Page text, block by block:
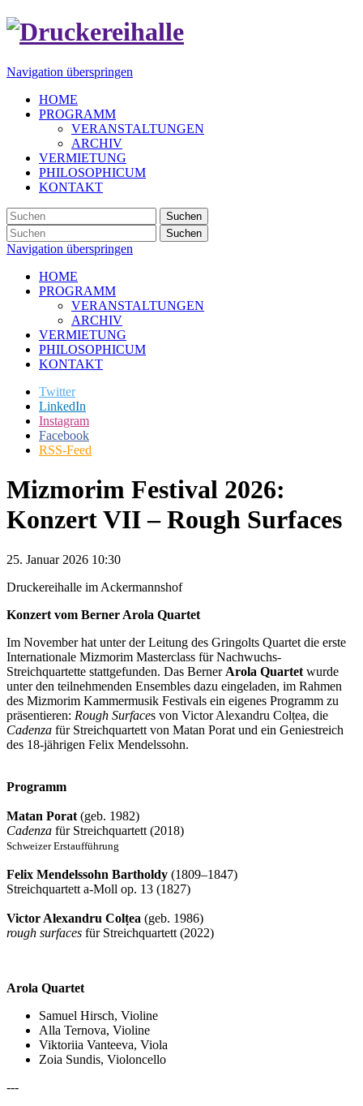
Navigation überspringen
HOME
PROGRAMM
VERANSTALTUNGEN
ARCHIV
VERMIETUNG
PHILOSOPHICUM
KONTAKT
Suchen
Suchen
Navigation überspringen
HOME
PROGRAMM
VERANSTALTUNGEN
ARCHIV
VERMIETUNG
PHILOSOPHICUM
KONTAKT
Twitter
LinkedIn
Instagram
Facebook
RSS-Feed
Mizmorim Festival 2026:
Konzert VII – Rough Surfaces
25. Januar 2026 10:30
Druckereihalle im Ackermannshof
Konzert vom Berner Arola Quartet
Im November hat unter der Leitung des Gringolts Quartet die erste
Internationale Mizmorim Masterclass für Nachwuchs-
Streichquartette stattgefunden. Das Berner Arola Quartet wurde
unter den teilnehmenden Ensembles dazu eingeladen, im Rahmen
des Mizmorim Kammermusik Festivals ein eigenes Programm zu
präsentieren: Rough Surfaces von Victor Alexandru Colțea, die
Cadenza für Streichquartett von Matan Porat und ein Geniestreich
des 18-jährigen Felix Mendelssohn.
Programm
Matan Porat (geb. 1982)
Cadenza für Streichquartett (2018)
Schweizer Erstaufführung
Felix Mendelssohn Bartholdy (1809–1847)
Streichquartett a-Moll op. 13 (1827)
Victor Alexandru Colțea (geb. 1986)
rough surfaces für Streichquartett (2022)
Arola Quartet
Samuel Hirsch, Violine
Alla Ternova, Violine
Viktoriia Vanteeva, Viola
Zoia Sundis, Violoncello
---